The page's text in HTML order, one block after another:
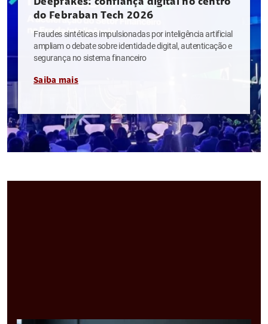
do Febraban Tech 2026
Fraudes sintéticas impulsionadas por inteligência artificial
ampliam o debate sobre identidade digital, autenticação e
segurança no sistema financeiro
Saiba mais